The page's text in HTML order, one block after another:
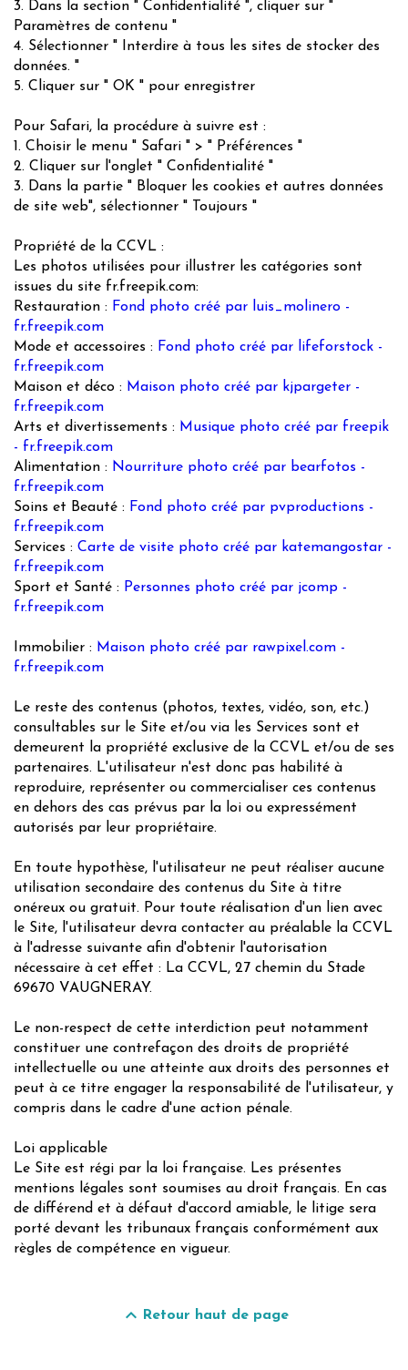
3. Dans la section " Confidentialité ", cliquer sur "
Paramètres de contenu "
4. Sélectionner " Interdire à tous les sites de stocker des
données. "
5. Cliquer sur " OK " pour enregistrer
Pour Safari, la procédure à suivre est :
1. Choisir le menu " Safari " > " Préférences "
2. Cliquer sur l'onglet " Confidentialité "
3. Dans la partie " Bloquer les cookies et autres données
de site web", sélectionner " Toujours "
Propriété de la CCVL :
Les photos utilisées pour illustrer les catégories sont
issues du site fr.freepik.com:
Restauration : Fond photo créé par luis_molinero -
fr.freepik.com
Mode et accessoires : Fond photo créé par lifeforstock -
fr.freepik.com
Maison et déco : Maison photo créé par kjpargeter -
fr.freepik.com
Arts et divertissements : Musique photo créé par freepik
- fr.freepik.com
Alimentation : Nourriture photo créé par bearfotos -
fr.freepik.com
Soins et Beauté : Fond photo créé par pvproductions -
fr.freepik.com
Services : Carte de visite photo créé par katemangostar -
fr.freepik.com
Sport et Santé : Personnes photo créé par jcomp -
fr.freepik.com
Immobilier : Maison photo créé par rawpixel.com -
fr.freepik.com
Le reste des contenus (photos, textes, vidéo, son, etc.)
consultables sur le Site et/ou via les Services sont et
demeurent la propriété exclusive de la CCVL et/ou de ses
partenaires. L'utilisateur n'est donc pas habilité à
reproduire, représenter ou commercialiser ces contenus
en dehors des cas prévus par la loi ou expressément
autorisés par leur propriétaire.
En toute hypothèse, l'utilisateur ne peut réaliser aucune
utilisation secondaire des contenus du Site à titre
onéreux ou gratuit. Pour toute réalisation d'un lien avec
le Site, l'utilisateur devra contacter au préalable la CCVL
à l'adresse suivante afin d'obtenir l'autorisation
nécessaire à cet effet : La CCVL, 27 chemin du Stade
69670 VAUGNERAY.
Le non-respect de cette interdiction peut notamment
constituer une contrefaçon des droits de propriété
intellectuelle ou une atteinte aux droits des personnes et
peut à ce titre engager la responsabilité de l'utilisateur, y
compris dans le cadre d'une action pénale.
Loi applicable
Le Site est régi par la loi française. Les présentes
mentions légales sont soumises au droit français. En cas
de différend et à défaut d'accord amiable, le litige sera
porté devant les tribunaux français conformément aux
règles de compétence en vigueur.
keyboard_arrow_up Retour haut de page